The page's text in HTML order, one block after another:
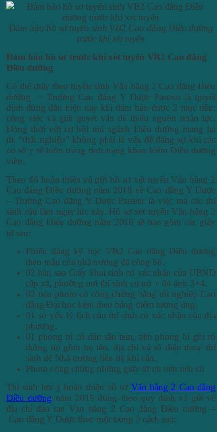
Đảm bảo hồ sơ tuyển sinh VB2 Cao đẳng Điều dưỡng
trước khi xét tuyển
Đảm bảo hồ sơ trước khi xét tuyển VB2 Cao đẳng
Điều dưỡng
Có thể thấy theo tuyển sinh Văn bằng 2 Cao đẳng Điều
dưỡng – Trường Cao đẳng Y Dược Pasteur là quyết
định đúng đắn hiện nay khi đảm bảo được 2 mục tiêu:
công việc và giải quyết vấn đề thiếu nguồn nhân lực.
Đồng thời với cơ hội mà ngành Điều dưỡng mang lại
thì “thất nghiệp” không phải là vấn đề đáng sợ khi các
cơ sở y tế luôn trong tình trạng khan hiếm Điều dưỡng
viên.
Theo đó hoàn thiện và gửi hồ sơ xét tuyển Văn bằng 2
Cao đẳng Điều dưỡng năm 2018 về Cao đẳng Y Dược
– Trường Cao đẳng Y Dược Pasteur là việc mà các thí
sinh cần làm ngay lúc này. Hồ sơ xét tuyển Văn bằng 2
Cao đẳng Điều dưỡng năm 2018 sẽ bao gồm các giấy
tờ sau:
Phiếu đăng ký học VB2 Cao đẳng Điều dưỡng
theo mẫu của nhà trường đã công bố.
02 bản sao Giấy khai sinh có xác nhận của UBND
cấp xã, phường nơi thí sinh cư trú + 04 ảnh 3×4.
02 bản photo có công chứng bằng tốt nghiệp Cao
đẳng/Đại học kèm theo bảng điểm tương ứng.
01 sơ yếu lý lịch của thí sinh có xác nhận của địa
phương.
01 phong bì có dán sẵn tem, trên phong bì ghi rõ
thông tin gồm họ tên, địa chỉ và số điện thoại thí
sinh để Nhà trường liên hệ khi cần.
Photo công chứng những giấy tờ ưu tiên nếu có
Thí sinh lưu ý hoàn thiện hồ sơ Văn bằng 2 Cao đẳng
Điều dưỡng năm 2019 đúng theo quy định và gửi về
địa chỉ đào tạo Văn bằng 2 Cao đẳng Điều dưỡng –
Cao đẳng Y Dược theo một trong 3 cách sau: